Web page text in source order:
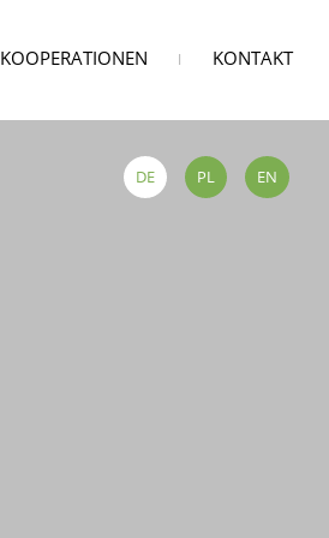
KOOPERATIONEN KONTAKT
DE PL EN